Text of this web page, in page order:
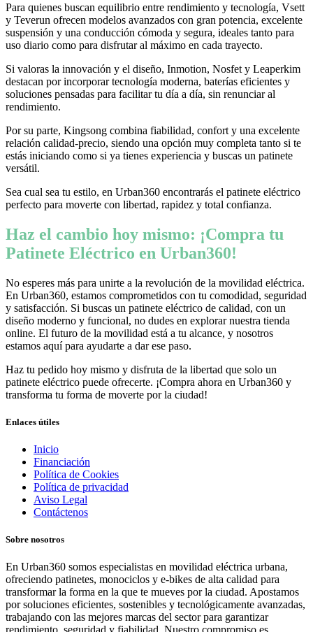
Para quienes buscan equilibrio entre rendimiento y tecnología, Vsett
y Teverun ofrecen modelos avanzados con gran potencia, excelente
suspensión y una conducción cómoda y segura, ideales tanto para
uso diario como para disfrutar al máximo en cada trayecto.
Si valoras la innovación y el diseño, Inmotion, Nosfet y Leaperkim
destacan por incorporar tecnología moderna, baterías eficientes y
soluciones pensadas para facilitar tu día a día, sin renunciar al
rendimiento.
Por su parte, Kingsong combina fiabilidad, confort y una excelente
relación calidad-precio, siendo una opción muy completa tanto si te
estás iniciando como si ya tienes experiencia y buscas un patinete
versátil.
Sea cual sea tu estilo, en Urban360 encontrarás el patinete eléctrico
perfecto para moverte con libertad, rapidez y total confianza.
Haz el cambio hoy mismo: ¡Compra tu
Patinete Eléctrico en Urban360!
No esperes más para unirte a la revolución de la movilidad eléctrica.
En Urban360, estamos comprometidos con tu comodidad, seguridad
y satisfacción. Si buscas un patinete eléctrico de calidad, con un
diseño moderno y funcional, no dudes en explorar nuestra tienda
online. El futuro de la movilidad está a tu alcance, y nosotros
estamos aquí para ayudarte a dar ese paso.
Haz tu pedido hoy mismo y disfruta de la libertad que solo un
patinete eléctrico puede ofrecerte. ¡Compra ahora en Urban360 y
transforma tu forma de moverte por la ciudad!
Enlaces útiles
Inicio
Financiación
Política de Cookies
Política de privacidad
Aviso Legal
Contáctenos
Sobre nosotros
En Urban360 somos especialistas en movilidad eléctrica urbana,
ofreciendo patinetes, monociclos y e-bikes de alta calidad para
transformar la forma en la que te mueves por la ciudad. Apostamos
por soluciones eficientes, sostenibles y tecnológicamente avanzadas,
trabajando con las mejores marcas del sector para garantizar